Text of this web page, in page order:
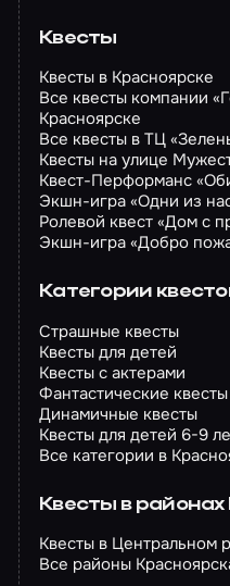
Квесты
Квесты в Красноярске
Все квесты компании
Красноярске
Все квесты в ТЦ
Квесты на улице
Квест-Перформанс
Экшн-игра «Одни из
Ролевой квест «Дом с
Экшн-игра «Добро
Категории
Страшные квесты
Квесты для детей
Квесты с актерами
Фантастические квесты
Динамичные квесты
Квесты для детей 6-9
Все категории в
Квесты в
Квесты в Центральном
Все районы